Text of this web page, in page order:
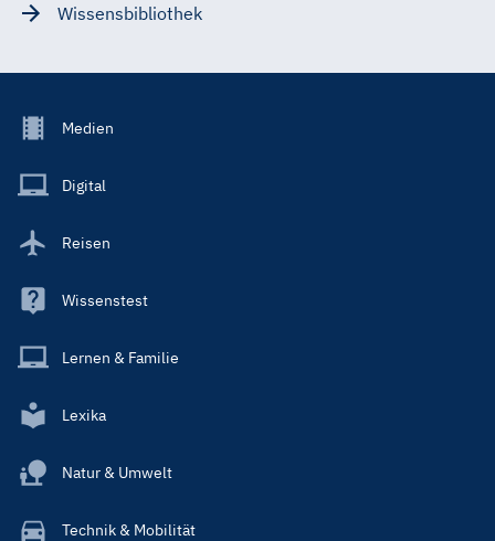
Wissensbibliothek
Footer
Main
Medien
Digital
Reisen
Wissenstest
Lernen & Familie
Lexika
Natur & Umwelt
Technik & Mobilität